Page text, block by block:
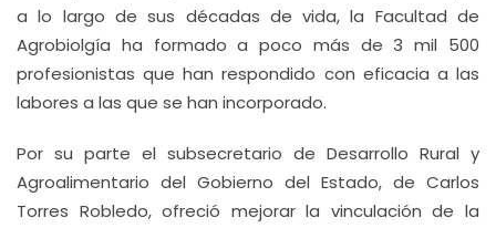
a lo largo de sus décadas de vida, la Facultad de
Agrobiolgía ha formado a poco más de 3 mil 500
profesionistas que han respondido con eficacia a las
labores a las que se han incorporado.
Por su parte el subsecretario de Desarrollo Rural y
Agroalimentario del Gobierno del Estado, de Carlos
Torres Robledo, ofreció mejorar la vinculación de la